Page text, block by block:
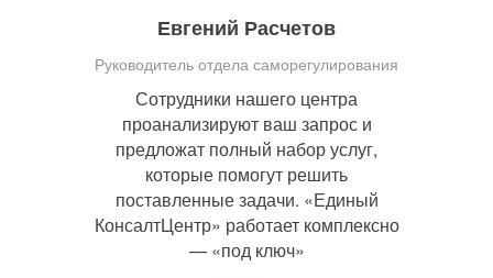
Евгений Расчетов
Руководитель отдела саморегулирования
Сотрудники нашего центра
проанализируют ваш запрос и
предложат полный набор услуг,
которые помогут решить
поставленные задачи. «Единый
КонсалтЦентр» работает комплексно
— «под ключ»